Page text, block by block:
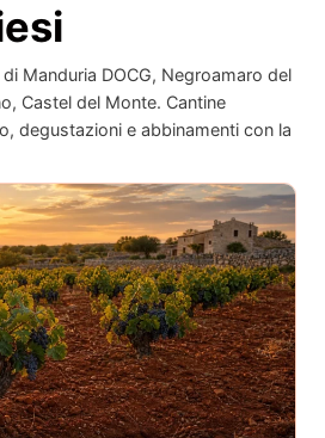
Manduria DOCG, Negroamaro del
Castel del Monte. Cantine
degustazioni e abbinamenti con la